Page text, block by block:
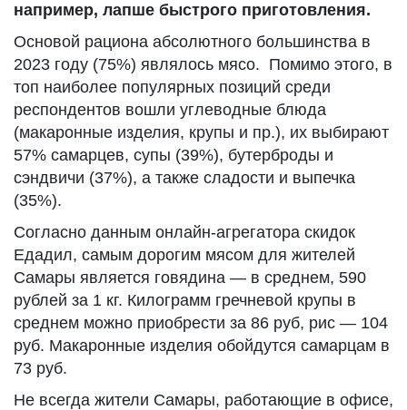
например, лапше быстрого приготовления.
Основой рациона абсолютного большинства в
2023 году (75%) являлось мясо. Помимо этого, в
топ наиболее популярных позиций среди
респондентов вошли углеводные блюда
(макаронные изделия, крупы и пр.), их выбирают
57% самарцев, супы (39%), бутерброды и
сэндвичи (37%), а также сладости и выпечка
(35%).
Согласно данным онлайн-агрегатора скидок
Едадил, самым дорогим мясом для жителей
Самары является говядина — в среднем, 590
рублей за 1 кг. Килограмм гречневой крупы в
среднем можно приобрести за 86 руб, рис — 104
руб. Макаронные изделия обойдутся самарцам в
73 руб.
Не всегда жители Самары, работающие в офисе,